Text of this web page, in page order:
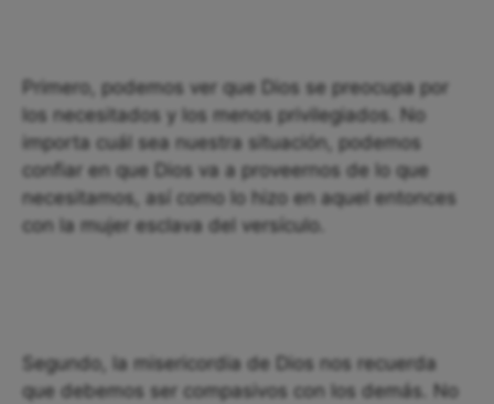
Primero, podemos ver que Dios se preocupa por
los necesitados y los menos privilegiados. No
importa cuál sea nuestra situación, podemos
confiar en que Dios va a proveernos de lo que
necesitamos, así como lo hizo en aquel entonces
con la mujer esclava del versículo.
Segundo, la misericordia de Dios nos recuerda
que debemos ser compasivos con los demás. No